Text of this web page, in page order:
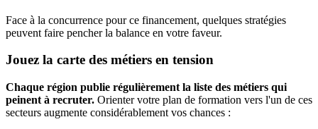
Face à la concurrence pour ce financement, quelques stratégies
peuvent faire pencher la balance en votre faveur.
Jouez la carte des métiers en tension
Chaque région publie régulièrement la liste des métiers qui
peinent à recruter. Orienter votre plan de formation vers l'un de ces
secteurs augmente considérablement vos chances :